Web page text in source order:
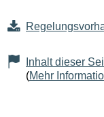
Seiteninhalt
Inhalt dieser
(Mehr